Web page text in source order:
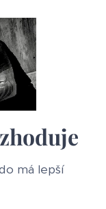
má lepší